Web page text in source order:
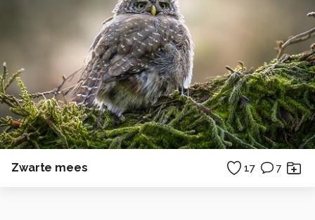
Zwarte mees 17 7